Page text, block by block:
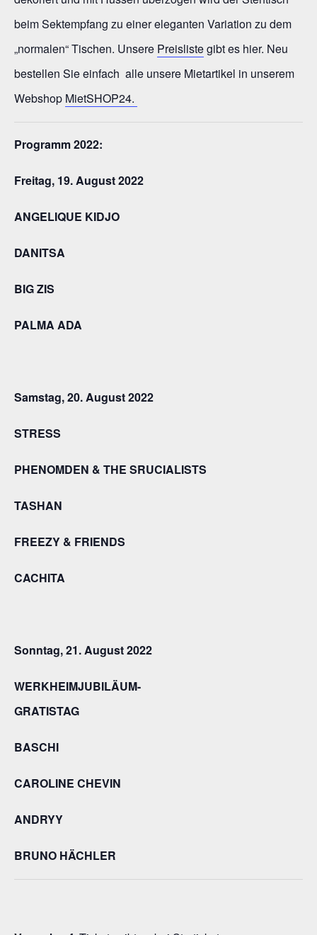
beim Sektempfang zu einer eleganten Variation zu dem
„normalen“ Tischen. Unsere Preislistegibt es hier. Neu
bestellen Sie einfach alle unsere Mietartikel in unserem
Webshop MietSHOP24.
Programm 2022:
Freitag, 19. August 2022
ANGELIQUE KIDJO
DANITSA
BIG ZIS
PALMA ADA
Samstag, 20. August 2022
STRESS
PHENOMDEN & THE SRUCIALISTS
TASHAN
FREEZY & FRIENDS
CACHITA
Sonntag, 21. August 2022
WERKHEIMJUBILÄUM-
GRATISTAG
BASCHI
CAROLINE CHEVIN
ANDRYY
BRUNO HÄCHLER